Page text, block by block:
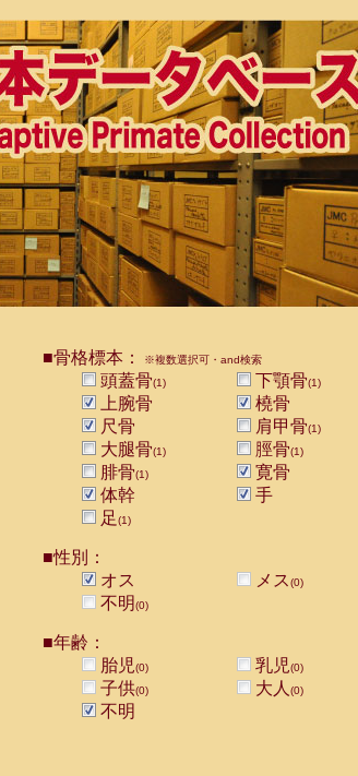
■骨格標本： ※複数選択可・and検索
頭蓋骨(1) 下顎骨(1)
上腕骨
橈骨
尺骨
肩甲骨(1)
大腿骨(1) 脛骨(1)
腓骨(1)
寛骨
体幹
手
足(1)
■性別：
オス
メス(0)
不明(0)
■年齢：
胎児(0) 乳児(0)
子供(0) 大人 (0)
不明